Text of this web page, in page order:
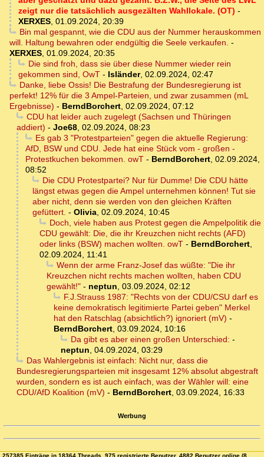
zeigt nur die tatsächlich ausgezälten Wahllokale. (OT) -
XERXES, 01.09.2024, 20:39
Bin mal gespannt, wie die CDU aus der Nummer herauskommen
will. Haltung bewahren oder endgültig die Seele verkaufen. -
XERXES, 01.09.2024, 20:35
Die sind froh, dass sie über diese Nummer wieder rein
gekommen sind, OwT - Isländer, 02.09.2024, 02:47
Danke, liebe Ossis! Die Bestrafung der Bundesregierung ist
perfekt! 12% für die 3 Ampel-Parteien, und zwar zusammen (mL
Ergebnisse) - BerndBorchert, 02.09.2024, 07:12
CDU hat leider auch zugelegt (Sachsen und Thüringen
addiert) - Joe68, 02.09.2024, 08:23
Es gab 3 "Protestparteien" gegen die aktuelle Regierung:
AfD, BSW und CDU. Jede hat eine Stück vom - großen -
Protestkuchen bekommen. owT - BerndBorchert, 02.09.2024,
08:52
Die CDU Protestpartei? Nur für Dumme! Die CDU hätte
längst etwas gegen die Ampel unternehmen können! Tut sie
aber nicht, denn sie werden von den gleichen Kräften
gefüttert. - Olivia, 02.09.2024, 10:45
Doch, viele haben aus Protest gegen die Ampelpolitik die
CDU gewählt: Die, die ihr Kreuzchen nicht rechts (AFD)
oder links (BSW) machen wollten. owT - BerndBorchert,
02.09.2024, 11:41
Wenn der arme Franz-Josef das wüßte: "Die ihr
Kreuzchen nicht rechts machen wollten, haben CDU
gewählt!" - neptun, 03.09.2024, 02:12
F.J.Strauss 1987: "Rechts von der CDU/CSU darf es
keine demokratisch legitimierte Partei geben" Merkel
hat den Ratschlag (absichtlich?) ignoriert (mV) -
BerndBorchert, 03.09.2024, 10:16
Da gibt es aber einen großen Unterschied: -
neptun, 04.09.2024, 03:29
Das Wahlergebnis ist einfach: Nicht nur, dass die
Bundesregierungsparteien mit insgesamt 12% absolut abgestraft
wurden, sondern es ist auch einfach, was der Wähler will: eine
CDU/AfD Koalition (mV) - BerndBorchert, 03.09.2024, 16:33
Werbung
257385 Einträge in 18364 Threads, 975 registrierte Benutzer, 4882 Benutzer online (8